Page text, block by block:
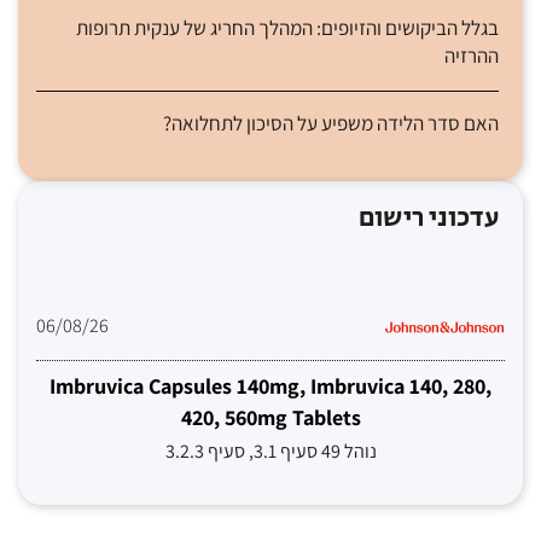
בגלל הביקושים והזיופים: המהלך החריג של ענקית תרופות
ההרזיה
האם סדר הלידה משפיע על הסיכון לתחלואה?
עדכוני רישום
06/08/26
Imbruvica Capsules 140mg, Imbruvica 140, 280,
420, 560mg Tablets
נוהל 49 סעיף 3.1, סעיף 3.2.3